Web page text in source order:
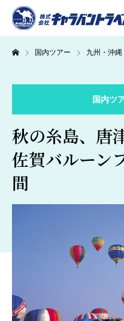
国内ツアー 九州・沖縄
国内ツ
秋の糸島、唐
佐賀バルーン
間